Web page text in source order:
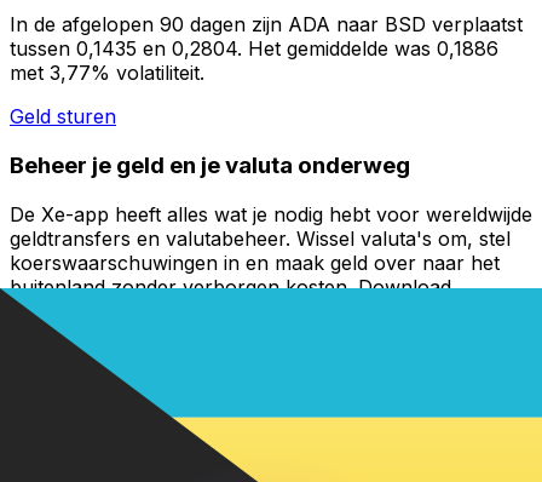
In de afgelopen 90 dagen zijn ADA naar BSD verplaatst
tussen 0,1435 en 0,2804. Het gemiddelde was 0,1886
met 3,77% volatiliteit.
Geld sturen
Beheer je geld en je valuta onderweg
De Xe-app heeft alles wat je nodig hebt voor wereldwijde
geldtransfers en valutabeheer. Wissel valuta's om, stel
koerswaarschuwingen in en maak geld over naar het
buitenland zonder verborgen kosten. Download
vandaag nog!